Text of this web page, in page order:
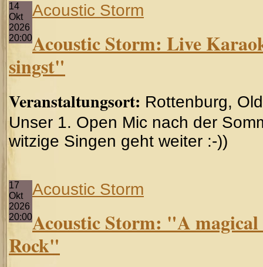
14
Okt
2026
20:00
Acoustic Storm
Acoustic Storm: Live
singst"
Veranstaltungsort: Rottenburg,
Unser 1. Open Mic nach der
witzige Singen geht weiter :-))
17
Okt
2026
20:00
Acoustic Storm
Acoustic Storm: "A
Rock"